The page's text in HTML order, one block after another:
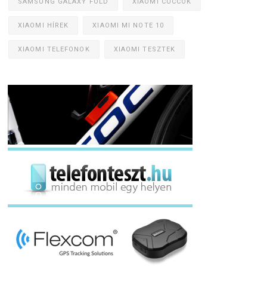
SAMSUNG GALAXY FOLD XIAOMI CUCCOK
XIAOMI HÍREK XIAOMI MI NOTE 10
XIAOMI TELEFONOK XIAOMI TESZTEK